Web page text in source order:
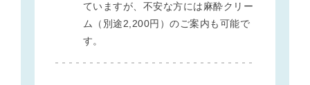
ていますが、不安な方には麻酔クリー
ム（別途2,200円）のご案内も可能で
す。